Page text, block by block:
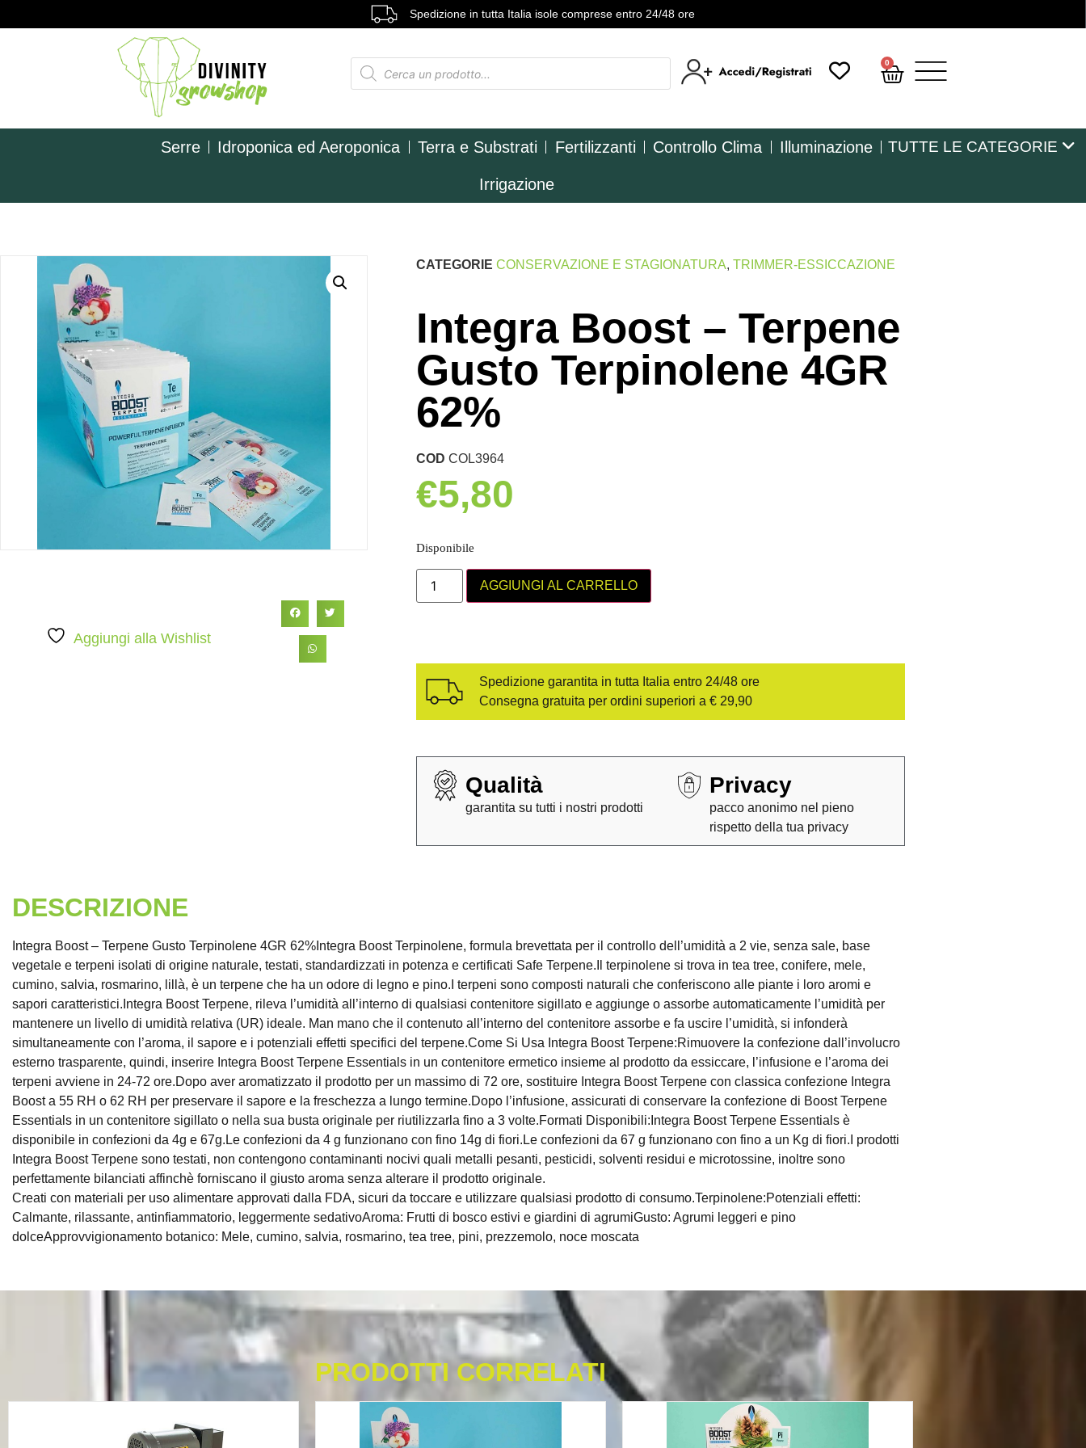
Spedizione in tutta Italia isole comprese entro 24/48 ore
0
Serre Idroponica ed Aeroponica Terra e Substrati Fertilizzanti Controllo Clima Illuminazione
Irrigazione
TUTTE LE CATEGORIE
Aggiungi alla Wishlist
CATEGORIE CONSERVAZIONE E STAGIONATURA,TRIMMER-ESSICCAZIONE
Integra Boost – Terpene
Gusto Terpinolene 4GR
62%
CODCOL3964
€5,80
Disponibile
AGGIUNGI AL CARRELLO
Spedizione garantita in tutta Italia entro 24/48 ore
Consegna gratuita per ordini superiori a € 29,90
Qualità
garantita su tutti i nostri prodotti
Privacy
pacco anonimo nel pieno
rispetto della tua privacy
DESCRIZIONE
Integra Boost – Terpene Gusto Terpinolene 4GR 62%Integra Boost Terpinolene, formula brevettata per il controllo dell’umidità a 2 vie, senza sale, base
vegetale e terpeni isolati di origine naturale, testati, standardizzati in potenza e certificati Safe Terpene.Il terpinolene si trova in tea tree, conifere, mele,
cumino, salvia, rosmarino, lillà, è un terpene che ha un odore di legno e pino.I terpeni sono composti naturali che conferiscono alle piante i loro aromi e
sapori caratteristici.Integra Boost Terpene, rileva l’umidità all’interno di qualsiasi contenitore sigillato e aggiunge o assorbe automaticamente l’umidità per
mantenere un livello di umidità relativa (UR) ideale. Man mano che il contenuto all’interno del contenitore assorbe e fa uscire l’umidità, si infonderà
simultaneamente con l’aroma, il sapore e i potenziali effetti specifici del terpene.Come Si Usa Integra Boost Terpene:Rimuovere la confezione dall’involucro
esterno trasparente, quindi, inserire Integra Boost Terpene Essentials in un contenitore ermetico insieme al prodotto da essiccare, l’infusione e l’aroma dei
terpeni avviene in 24-72 ore.Dopo aver aromatizzato il prodotto per un massimo di 72 ore, sostituire Integra Boost Terpene con classica confezione Integra
Boost a 55 RH o 62 RH per preservare il sapore e la freschezza a lungo termine.Dopo l’infusione, assicurati di conservare la confezione di Boost Terpene
Essentials in un contenitore sigillato o nella sua busta originale per riutilizzarla fino a 3 volte.Formati Disponibili:Integra Boost Terpene Essentials è
disponibile in confezioni da 4g e 67g.Le confezioni da 4 g funzionano con fino 14g di fiori.Le confezioni da 67 g funzionano con fino a un Kg di fiori.I prodotti
Integra Boost Terpene sono testati, non contengono contaminanti nocivi quali metalli pesanti, pesticidi, solventi residui e microtossine, inoltre sono
perfettamente bilanciati affinchè forniscano il giusto aroma senza alterare il prodotto originale.
Creati con materiali per uso alimentare approvati dalla FDA, sicuri da toccare e utilizzare qualsiasi prodotto di consumo.Terpinolene:Potenziali effetti:
Calmante, rilassante, antinfiammatorio, leggermente sedativoAroma: Frutti di bosco estivi e giardini di agrumiGusto: Agrumi leggeri e pino
dolceApprovvigionamento botanico: Mele, cumino, salvia, rosmarino, tea tree, pini, prezzemolo, noce moscata
PRODOTTI CORRELATI